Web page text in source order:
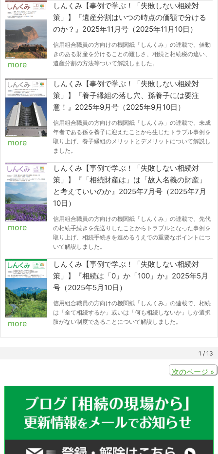
しんくみ【事例で学ぶ！「失敗しない相続対
策」】『遺産分割はいつの時点の価額で分ける
のか？』2025年11月号（2025年11月10日）
信用組合職員の方向けの機関紙「しんくみ」の連載で、値動
きのある財産を分けることの難しさ、相続と相続税の違い、
遺産分割の方法等ついて解説しました。
more
しんくみ【事例で学ぶ！「失敗しない相続対
策」】『養子縁組の落し穴、孫養子には要注
意！』2025年9月号（2025年9月10日）
信用組合職員の方向けの機関紙「しんくみ」の連載で、未成
年者である孫を養子に迎えたことから生じたトラブル事例を
取り上げ、養子縁組のメリットとデメリットについて解説し
ました。
more
しんくみ【事例で学ぶ！「失敗しない相続対
策」】『「相続財産は」は「故人名義の財産」
と考えていいのか』2025年7月号（2025年7月
10日）
信用組合職員の方向けの機関紙「しんくみ」の連載で、先代
の相続手続きを先送りしたことからトラブルとなった事例を
取り上げ、相続手続きを進めるうえでの重要なポイントにつ
いて解説しました。
more
しんくみ【事例で学ぶ！「失敗しない相続対
策」】『相続は「0」か「100」か』2025年5月
号（2025年5月10日）
信用組合職員の方向けの機関紙「しんくみ」の連載で、相続
は「全て相続するか」或いは「何も相続しないか」しか選択
肢がない制度であることについて解説しました。
more
1 / 13
次のページ »